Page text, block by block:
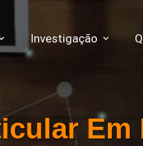
Investigação
Em